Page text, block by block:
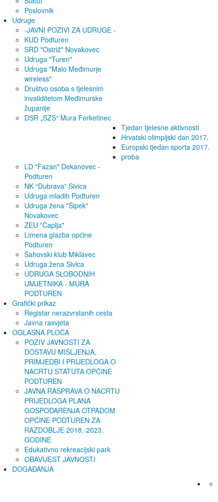
Poslovnik
Udruge
-JAVNI POZIVI ZA UDRUGE -
KUD Podturen
SRD "Ostriž" Novakovec
Udruga "Turen"
Udruga "Malo Međimurje
wireless"
Društvo osoba s tjelesnim
invaliditetom Međimurske
županije
DSR „SZS“ Mura Ferketinec
Tjedan tjelesne aktivnosti
Hrvatski olimpijski dan 2017.
Europski tjedan sporta 2017.
proba
LD "Fazan" Dekanovec -
Podturen
NK “Dubrava” Sivica
Udruga mladih Podturen
Udruga žena "Šipek"
Novakovec
ZEU "Čaplja"
Limena glazba općine
Podturen
Šahovski klub Miklavec
Udruga žena Sivica
UDRUGA SLOBODNIH
UMJETNIKA - MURA
PODTUREN
Grafički prikaz
Registar nerazvrstanih cesta
Javna rasvjeta
OGLASNA PLOČA
POZIV JAVNOSTI ZA
DOSTAVU MIŠLJENJA,
PRIMJEDBI I PRIJEDLOGA O
NACRTU STATUTA OPĆINE
PODTUREN
JAVNA RASPRAVA O NACRTU
PRIJEDLOGA PLANA
GOSPODARENJA OTPADOM
OPĆINE PODTUREN ZA
RAZDOBLJE 2018.-2023.
GODINE
Edukativno rekreacijski park
OBAVIJEST JAVNOSTI
DOGAĐANJA